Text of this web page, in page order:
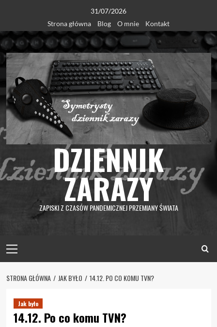
content
31/07/2026
Strona główna
Blog O mnie Kontakt
DZIENNIK
ZARAZY
ZAPISKI Z CZASÓW PANDEMICZNEJ PRZEMIANY ŚWIATA
Menu
STRONA GŁÓWNA JAK BYŁO 14.12. PO CO KOMU TVN?
Jak było
14.12. Po co komu TVN?